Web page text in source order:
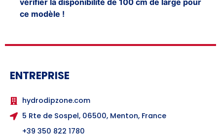
ce modèle !
ENTREPRISE
hydrodipzone.com
5 Rte de Sospel, 06500, Menton, France
+39 350 822 1780